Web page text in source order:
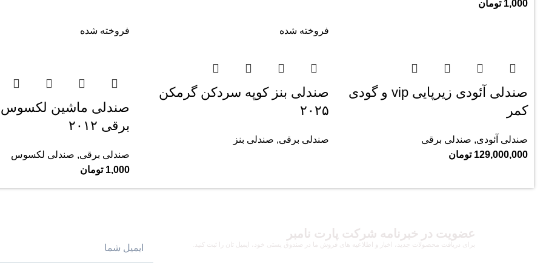
1,000 تومان
صندلی آئودی زیرپایی vip و گودی
کمر
صندلی آئودی, صندلی برقی
129,000,000 تومان
فروخته شده
صندلی بنز کوپه سردکن گرمکن
۲۰۲۵
صندلی برقی, صندلی بنز
فروخته شده
صندلی ماشین
برقی ۲۰۱۲
صندلی برقی, صندلی لکسوس
1,000 تومان
عضویت در خبرنامه شرکت پارت نامبر
برای دریافت محصولات جدید، اخبار و اطلاعیه های فروش ما در صندوق پستی خود، ایمیل تان را ثبت کنید.